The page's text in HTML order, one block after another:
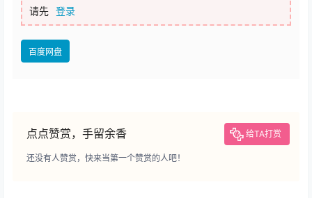
请先 登录
百度网盘
点点赞赏，手留余香 给TA打赏
还没有人赞赏，快来当第一个赞赏的人吧！